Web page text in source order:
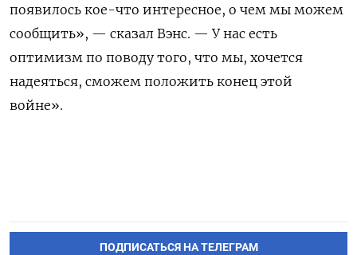
появилось кое-что интересное, о чем мы можем
сообщить», — сказал Вэнс. — У нас есть
оптимизм по поводу того, что мы, хочется
надеяться, сможем положить конец этой
войне».
ПОДПИСАТЬСЯ НА ТЕЛЕГРАМ